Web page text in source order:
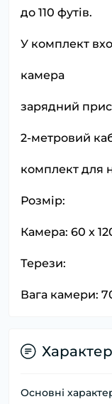
до 110 футів.
У комплект
камера
зарядний
2-метровий
комплект для
Розмір:
Камера: 60 x
Терези:
Вага камери:
Основні